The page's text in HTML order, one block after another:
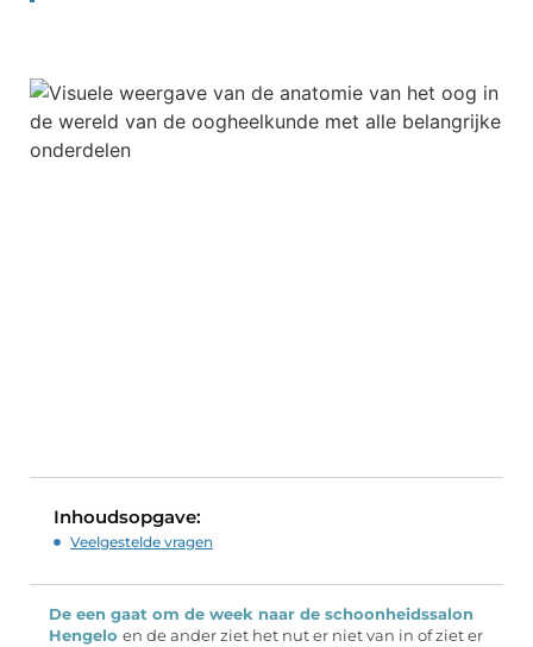
Inhoudsopgave:
Veelgestelde vragen
De een gaat om de week naar de schoonheidssalon
Hengelo en de ander ziet het nut er niet van in of ziet er